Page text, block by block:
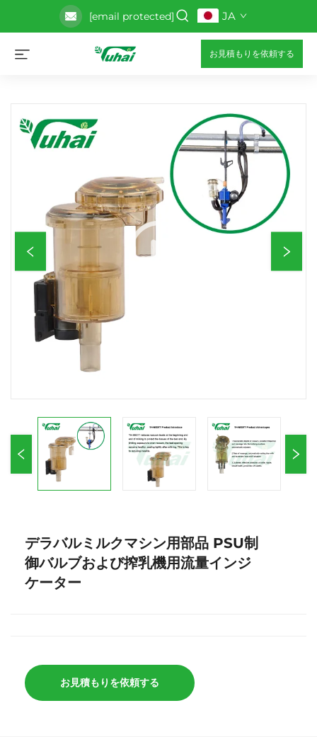
[email protected] JA
お見積もりを依頼する
デラバルミルクマシン用部品 PSU制
御バルブおよび搾乳機用流量インジ
ケーター
お見積もりを依頼する